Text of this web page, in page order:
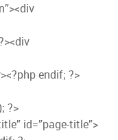
endif; ?>
?>
id=”page-title”>